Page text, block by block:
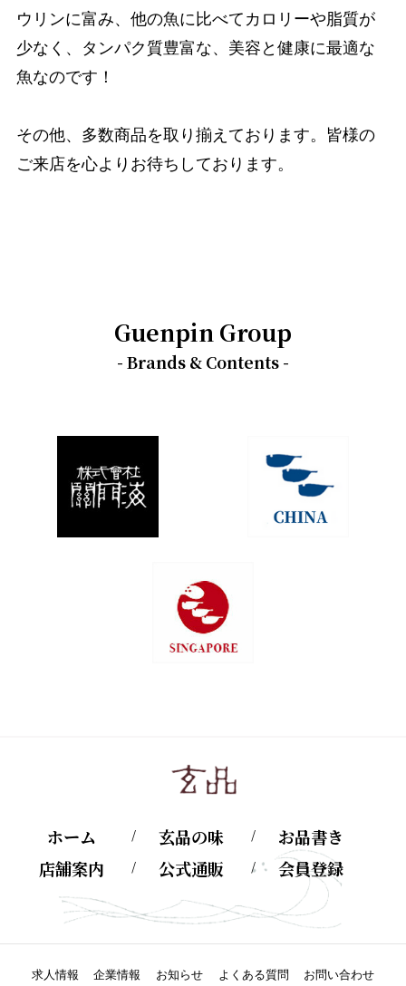
ウリンに富み、他の魚に比べてカロリーや脂質が
少なく、タンパク質豊富な、美容と健康に最適な
魚なのです！
その他、多数商品を取り揃えております。皆様の
ご来店を心よりお待ちしております。
Guenpin Group
- Brands & Contents -
ホーム 玄品の味
お品書き
店舗案内
公式通販 会員登録
求人情報 企業情報 お知らせ よくある質問 お問い合わせ